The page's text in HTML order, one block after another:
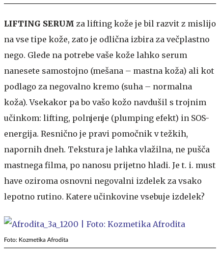
LIFTING SERUM za lifting kože je bil razvit z mislijo
na vse tipe kože, zato je odlična izbira za večplastno
nego. Glede na potrebe vaše kože lahko serum
nanesete samostojno (mešana – mastna koža) ali kot
podlago za negovalno kremo (suha – normalna
koža). Vsekakor pa bo vašo kožo navdušil s trojnim
učinkom: lifting, polnjenje (plumping efekt) in SOS-
energija. Resnično je pravi pomočnik v težkih,
napornih dneh. Tekstura je lahka vlažilna, ne pušča
mastnega filma, po nanosu prijetno hladi. Je t. i. must
have oziroma osnovni negovalni izdelek za vsako
lepotno rutino. Katere učinkovine vsebuje izdelek?
Foto: Kozmetika Afrodita